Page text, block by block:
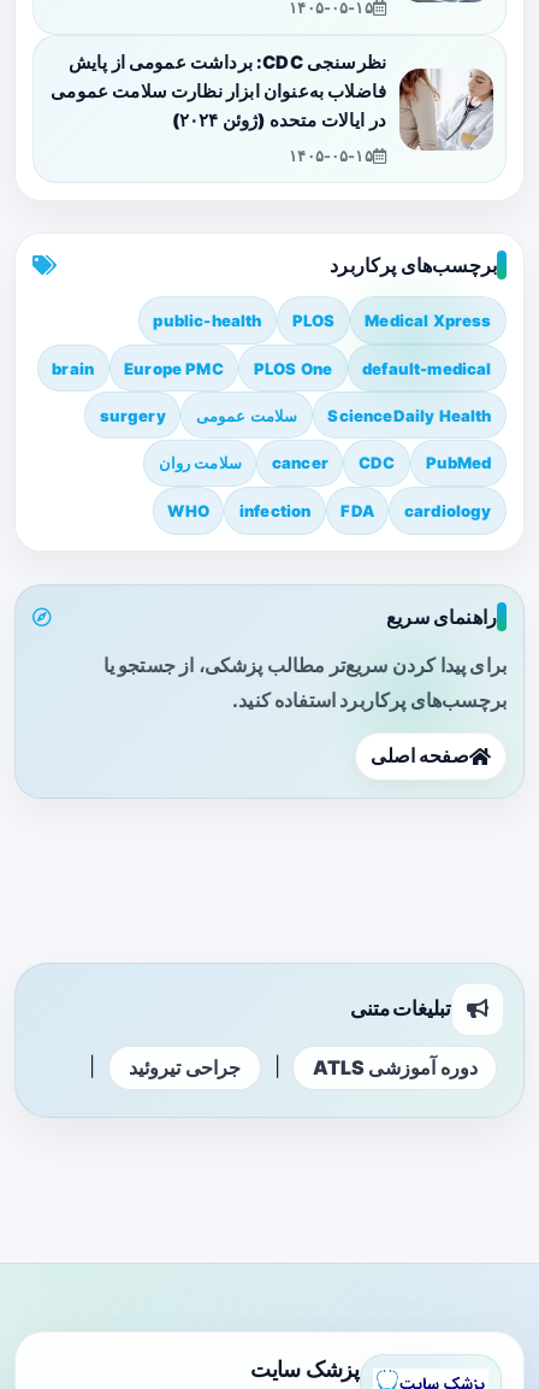
۱۴۰۵-۰۵-۱۵
نظرسنجی CDC: برداشت عمومی از پایش
فاضلاب به‌عنوان ابزار نظارت سلامت عمومی
در ایالات متحده (ژوئن ۲۰۲۴)
۱۴۰۵-۰۵-۱۵
برچسب‌های پرکاربرد
Medical Xpress
PLOS
public-health
default-medical
PLOS One
Europe PMC
brain
ScienceDaily Health سلامت عمومی surgery
PubMed
CDC
cancer سلامت روان
cardiology
FDA
infection
WHO
راهنمای سریع
برای پیدا کردن سریع‌تر مطالب پزشکی، از جستجو یا
برچسب‌های پرکاربرد استفاده کنید.
صفحه اصلی
تبلیغات متنی
دوره آموزشی ATLS جراحی تیروئید
پزشک سایت